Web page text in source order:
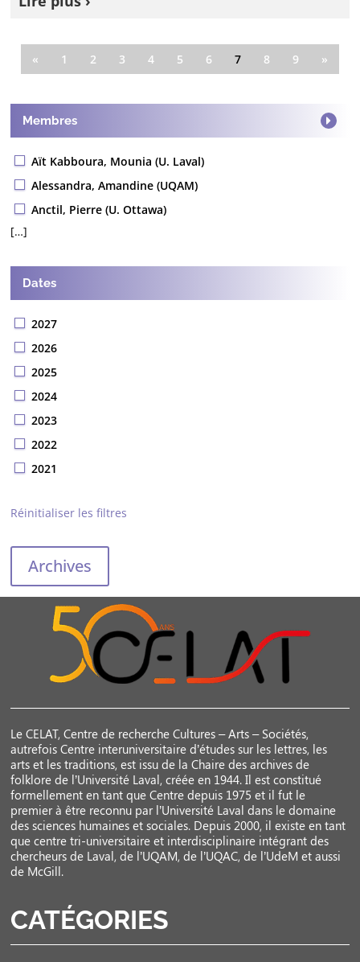
« 1 2 3 4 5 6 7 8 9 »
Membres
Aït Kabboura, Mounia (U. Laval)
Alessandra, Amandine (UQAM)
Anctil, Pierre (U. Ottawa)
[…]
Dates
2027
2026
2025
2024
2023
2022
2021
Réinitialiser les filtres
Archives
Le CELAT, Centre de recherche Cultures – Arts – Sociétés,
autrefois Centre interuniversitaire d’études sur les lettres, les
arts et les traditions, est issu de la Chaire des archives de
folklore de l’Université Laval, créée en 1944. Il est constitué
formellement en tant que Centre depuis 1975 et il fut le
premier à être reconnu par l’Université Laval dans le domaine
des sciences humaines et sociales. Depuis 2000, il existe en tant
que centre tri-universitaire et interdisciplinaire intégrant des
chercheurs de Laval, de l’UQAM, de l’UQAC, de l’UdeM et aussi
de McGill.
CATÉGORIES